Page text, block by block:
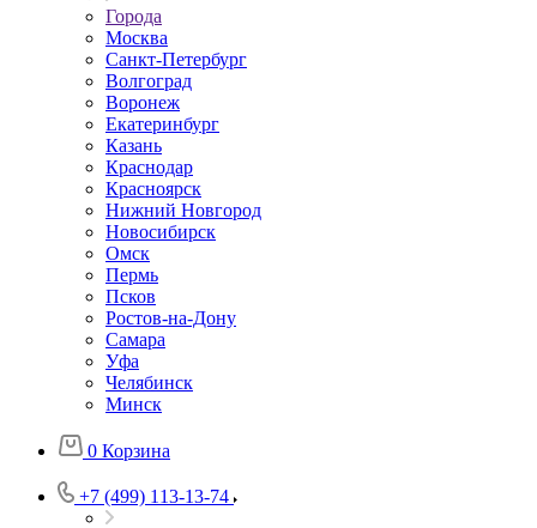
Города
Москва
Санкт-Петербург
Волгоград
Воронеж
Екатеринбург
Казань
Краснодар
Красноярск
Нижний Новгород
Новосибирск
Омск
Пермь
Псков
Ростов-на-Дону
Самара
Уфа
Челябинск
Минск
0 Корзина
+7 (499) 113-13-74